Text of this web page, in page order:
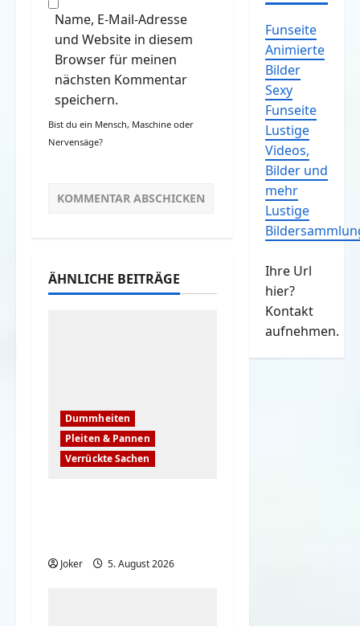
Name, E-Mail-Adresse
und Website in diesem
Browser für meinen
nächsten Kommentar
speichern.
Bist du ein Mensch, Maschine oder
Nervensäge?
ÄHNLICHE BEITRÄGE
Dummheiten
Pleiten & Pannen
Verrückte Sachen
Joker 5. August 2026
Funseite
Animierte
Bilder
Sexy
Funseite
Lustige
Videos,
Bilder und
mehr
Lustige
Ihre Url
hier?
Kontakt
aufnehmen.